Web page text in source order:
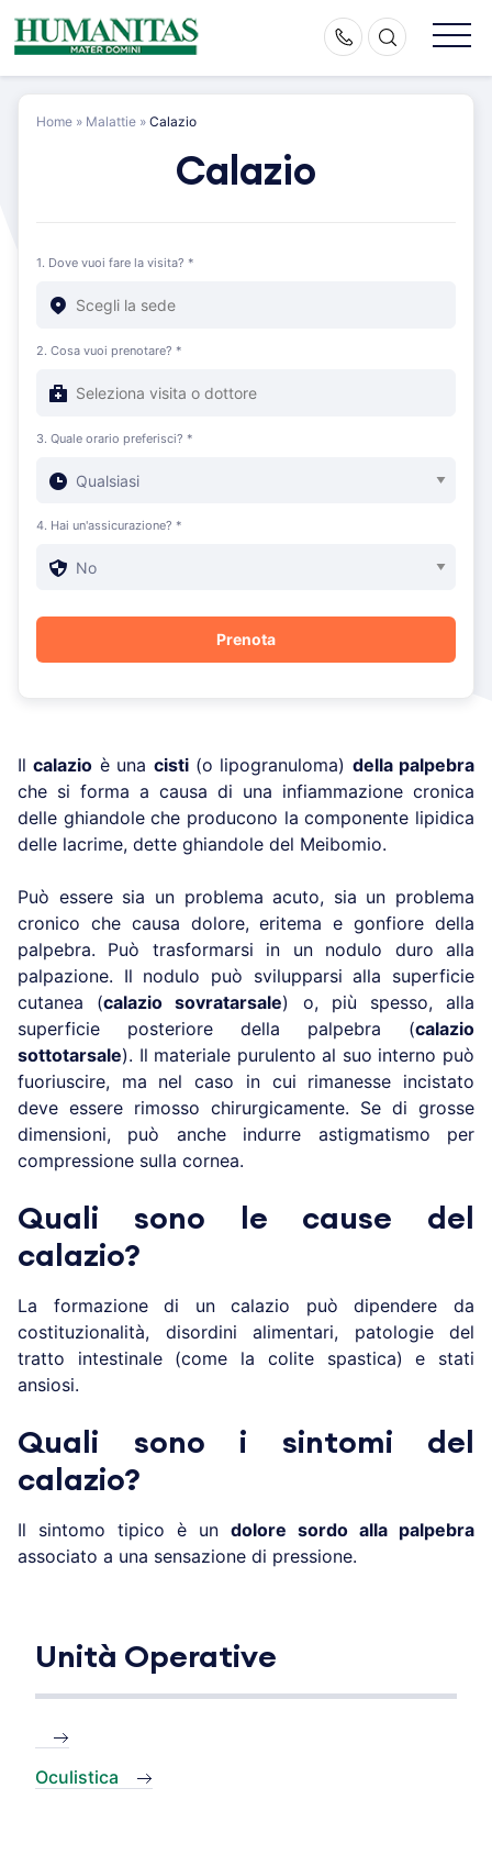
Skip
to
Home » Malattie » Calazio
Calazio
1. Dove vuoi fare la visita? *
2. Cosa vuoi prenotare? *
3. Quale orario preferisci? *
4. Hai un'assicurazione? *
Ilcalazio è una cisti(o lipogranuloma) della palpebra
che si forma a causa di una infiammazione cronica
delle ghiandole che producono la componente lipidica
delle lacrime, dette ghiandole del Meibomio.
Può essere sia un problema acuto, sia un problema
cronico che causa dolore, eritema e gonfiore della
palpebra. Può trasformarsi in un nodulo duro alla
palpazione. Il nodulo può svilupparsi alla superficie
cutanea (calazio sovratarsale) o, più spesso, alla
superficie posteriore della palpebra (calazio
sottotarsale). Il materiale purulento al suo interno può
fuoriuscire, ma nel caso in cui rimanesse incistato
deve essere rimosso chirurgicamente. Se di grosse
dimensioni, può anche indurre astigmatismo per
compressione sulla cornea.
Quali sono le cause del
calazio?
La formazione di un calazio può dipendere da
costituzionalità, disordini alimentari, patologie del
tratto intestinale (come la colite spastica) e stati
ansiosi.
Quali sono i sintomi del
calazio?
Il sintomo tipico è un dolore sordo alla palpebra
associato a una sensazione di pressione.
Unità Operative
Oculistica